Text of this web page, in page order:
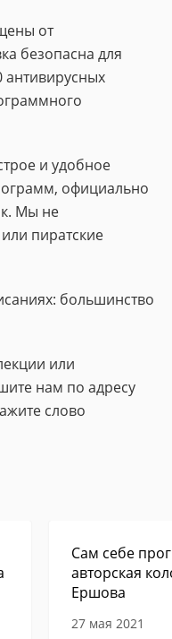
от
безопасна для
и удобное
официально
Мы не
пиратские
большинство
или
нам по адресу
слово
Сам себе
авторская
Ершова
27 мая 2021